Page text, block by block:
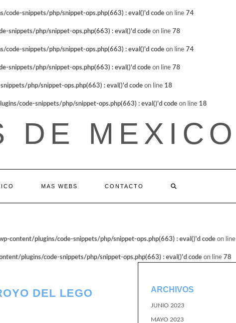
snippets/php/snippet-ops.php(663) : eval()'d code on line 74
snippets/php/snippet-ops.php(663) : eval()'d code on line 78
snippets/php/snippet-ops.php(663) : eval()'d code on line 74
snippets/php/snippet-ops.php(663) : eval()'d code on line 78
php/snippet-ops.php(663) : eval()'d code on line 18
code-snippets/php/snippet-ops.php(663) : eval()'d code on line 18
DE MEXICO
MAS WEBS CONTACTO
content/plugins/code-snippets/php/snippet-ops.php(663) : eval()'d code on line
plugins/code-snippets/php/snippet-ops.php(663) : eval()'d code on line 78
DEL LEGO ARCHIVOS
JUNIO 2023
MAYO 2023